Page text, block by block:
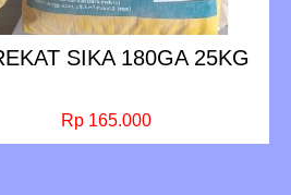
SIKA 180GA 25KG
Rp 165.000